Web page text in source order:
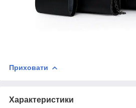
Приховати
Характеристики